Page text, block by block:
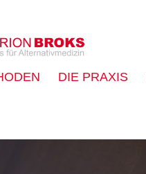
DIE PRAXIS